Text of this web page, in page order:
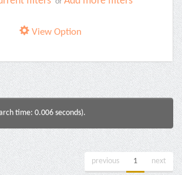
View Option
time: 0.006 seconds).
previous 1 next